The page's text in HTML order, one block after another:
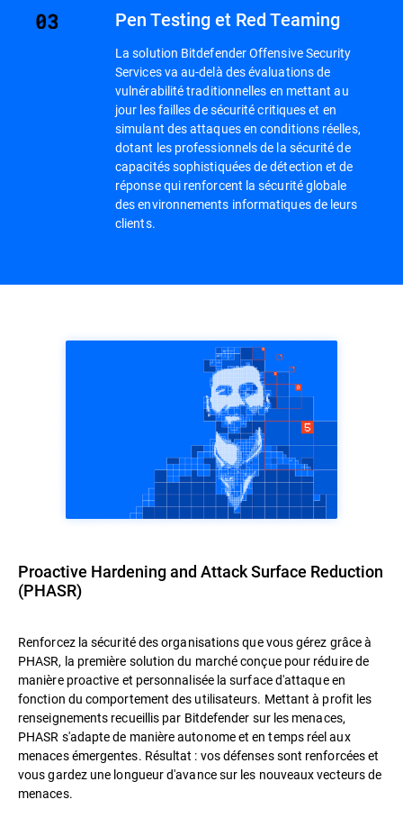
Pen Testing et Red Teaming
La solution Bitdefender Offensive Security
Services va au-delà des évaluations de
vulnérabilité traditionnelles en mettant au
jour les failles de sécurité critiques et en
simulant des attaques en conditions réelles,
dotant les professionnels de la sécurité de
capacités sophistiquées de détection et de
réponse qui renforcent la sécurité globale
des environnements informatiques de leurs
clients.
Proactive Hardening and Attack Surface Reduction
(PHASR)
Renforcez la sécurité des organisations que vous gérez grâce à
PHASR, la première solution du marché conçue pour réduire de
manière proactive et personnalisée la surface d'attaque en
fonction du comportement des utilisateurs. Mettant à profit les
renseignements recueillis par Bitdefender sur les menaces,
PHASR s'adapte de manière autonome et en temps réel aux
menaces émergentes. Résultat : vos défenses sont renforcées et
vous gardez une longueur d'avance sur les nouveaux vecteurs de
menaces.